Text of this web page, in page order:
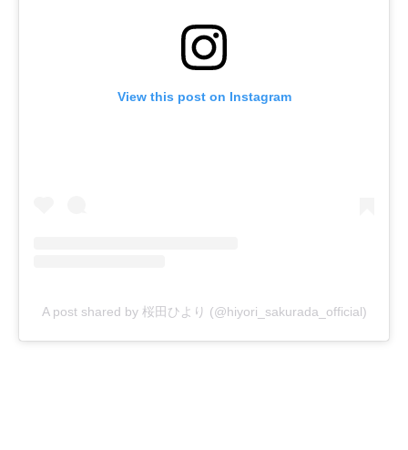
View this post on Instagram
A post shared by 桜田ひより (@hiyori_sakurada_official)